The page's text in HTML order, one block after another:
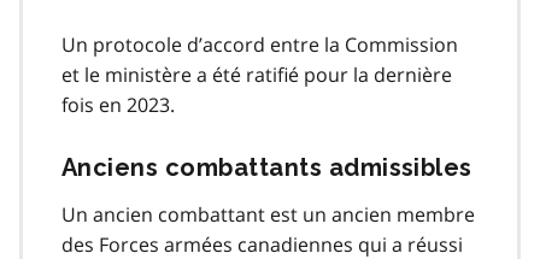
Un protocole d’accord entre la Commission
et le ministère a été ratifié pour la dernière
fois en 2023.
Anciens combattants admissibles
Un ancien combattant est un ancien membre
des Forces armées canadiennes qui a réussi